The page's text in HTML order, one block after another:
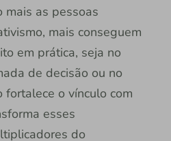
mais as pessoas
mais conseguem
em prática, seja no
de decisão ou no
fortalece o vínculo com
esses
do